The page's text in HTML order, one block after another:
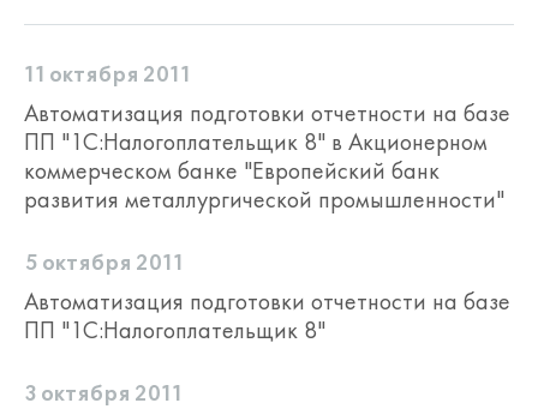
11 октября 2011
Автоматизация подготовки отчетности на базе
ПП "1С:Налогоплательщик 8" в Акционерном
коммерческом банке "Европейский банк
развития металлургической промышленности"
5 октября 2011
Автоматизация подготовки отчетности на базе
ПП "1С:Налогоплательщик 8"
3 октября 2011